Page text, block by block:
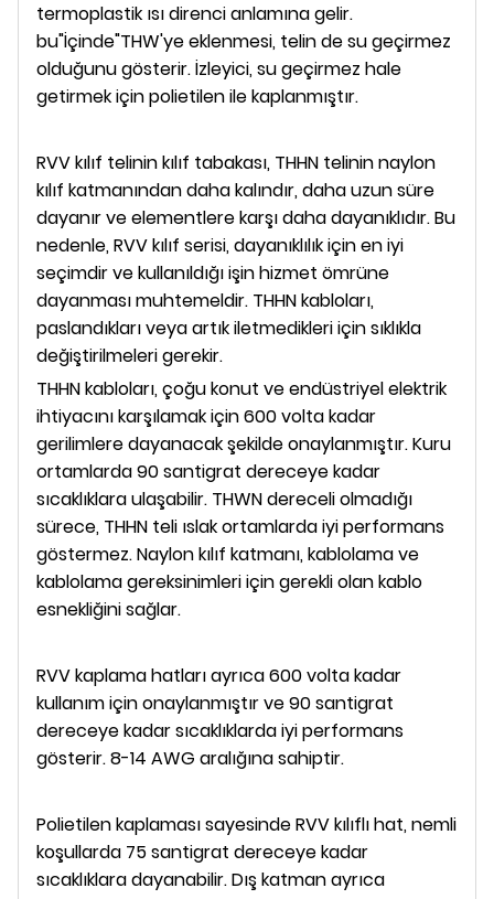
termoplastik ısı direnci anlamına gelir.
bu"İçinde"THW'ye eklenmesi, telin de su geçirmez
olduğunu gösterir. İzleyici, su geçirmez hale
getirmek için polietilen ile kaplanmıştır.
RVV kılıf telinin kılıf tabakası, THHN telinin naylon
kılıf katmanından daha kalındır, daha uzun süre
dayanır ve elementlere karşı daha dayanıklıdır. Bu
nedenle, RVV kılıf serisi, dayanıklılık için en iyi
seçimdir ve kullanıldığı işin hizmet ömrüne
dayanması muhtemeldir. THHN kabloları,
paslandıkları veya artık iletmedikleri için sıklıkla
değiştirilmeleri gerekir.
THHN kabloları, çoğu konut ve endüstriyel elektrik
ihtiyacını karşılamak için 600 volta kadar
gerilimlere dayanacak şekilde onaylanmıştır. Kuru
ortamlarda 90 santigrat dereceye kadar
sıcaklıklara ulaşabilir. THWN dereceli olmadığı
sürece, THHN teli ıslak ortamlarda iyi performans
göstermez. Naylon kılıf katmanı, kablolama ve
kablolama gereksinimleri için gerekli olan kablo
esnekliğini sağlar.
RVV kaplama hatları ayrıca 600 volta kadar
kullanım için onaylanmıştır ve 90 santigrat
dereceye kadar sıcaklıklarda iyi performans
gösterir. 8-14 AWG aralığına sahiptir.
Polietilen kaplaması sayesinde RVV kılıflı hat, nemli
koşullarda 75 santigrat dereceye kadar
sıcaklıklara dayanabilir. Dış katman ayrıca